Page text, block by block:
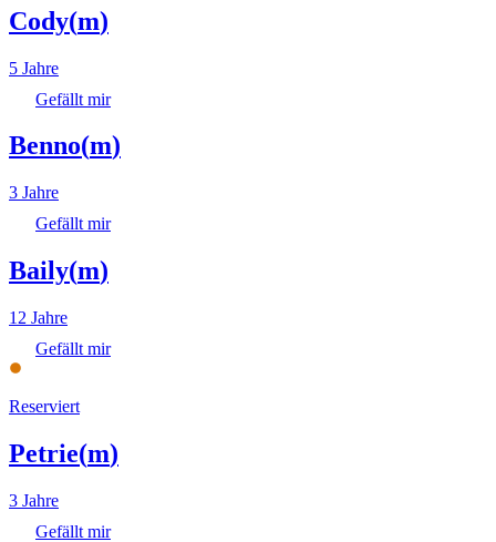
Cody(m)
5 Jahre
Gefällt mir
Benno(m)
3 Jahre
Gefällt mir
Baily(m)
12 Jahre
Gefällt mir
Reserviert
Petrie(m)
3 Jahre
Gefällt mir